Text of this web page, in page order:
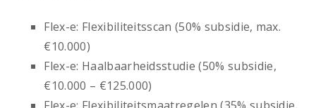
Flex-e: Flexibiliteitsscan (50% subsidie, max.
€10.000)
Flex-e: Haalbaarheidsstudie (50% subsidie,
€10.000 – €125.000)